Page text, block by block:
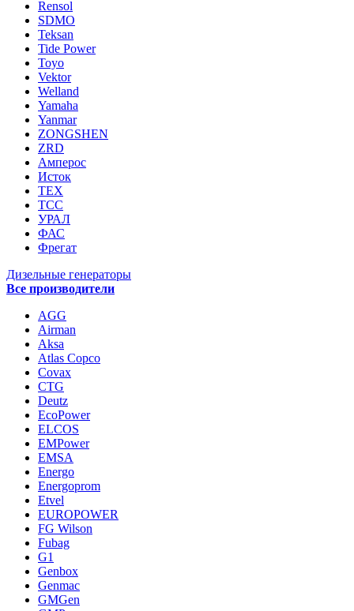
Rensol
SDMO
Teksan
Tide Power
Toyo
Vektor
Welland
Yamaha
Yanmar
ZONGSHEN
ZRD
Амперос
Исток
ТЕХ
ТСС
УРАЛ
ФАС
Фрегат
Дизельные генераторы
Все производители
AGG
Airman
Aksa
Atlas Copco
Covax
CTG
Deutz
EcoPower
ELCOS
EMPower
EMSA
Energo
Energoprom
Etvel
EUROPOWER
FG Wilson
Fubag
G1
Genbox
Genmac
GMGen